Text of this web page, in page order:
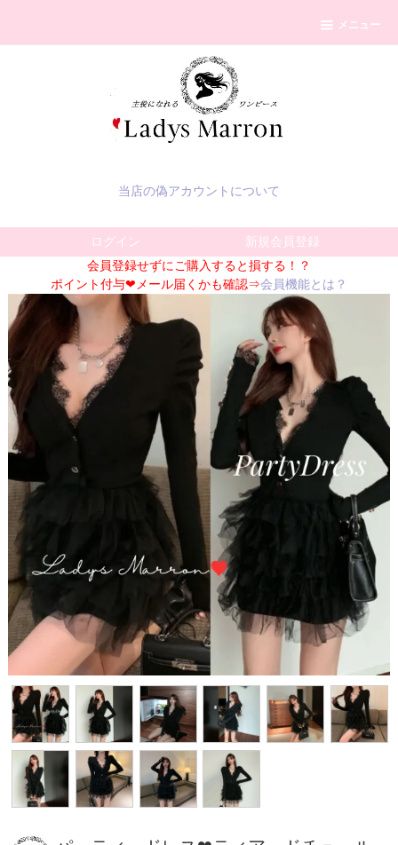
メニュー
当店の偽アカウントについて
ログイン
新規会員登録
会員登録せずにご購入すると損する！？
ポイント付与❤メール届くかも確認⇒会員機能とは？